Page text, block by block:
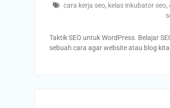
cara kerja seo, kelas inkubator seo,
Taktik SEO untuk WordPress. Belajar
sebuah cara agar website atau blog